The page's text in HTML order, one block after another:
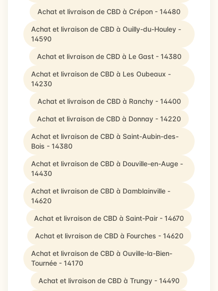
Achat et livraison de CBD à Crépon - 14480
Achat et livraison de CBD à Ouilly-du-Houley -
14590
Achat et livraison de CBD à Le Gast - 14380
Achat et livraison de CBD à Les Oubeaux -
14230
Achat et livraison de CBD à Ranchy - 14400
Achat et livraison de CBD à Donnay - 14220
Achat et livraison de CBD à Saint-Aubin-des-
Bois - 14380
Achat et livraison de CBD à Douville-en-Auge -
14430
Achat et livraison de CBD à Damblainville -
14620
Achat et livraison de CBD à Saint-Pair - 14670
Achat et livraison de CBD à Fourches - 14620
Achat et livraison de CBD à Ouville-la-Bien-
Tournée - 14170
Achat et livraison de CBD à Trungy - 14490